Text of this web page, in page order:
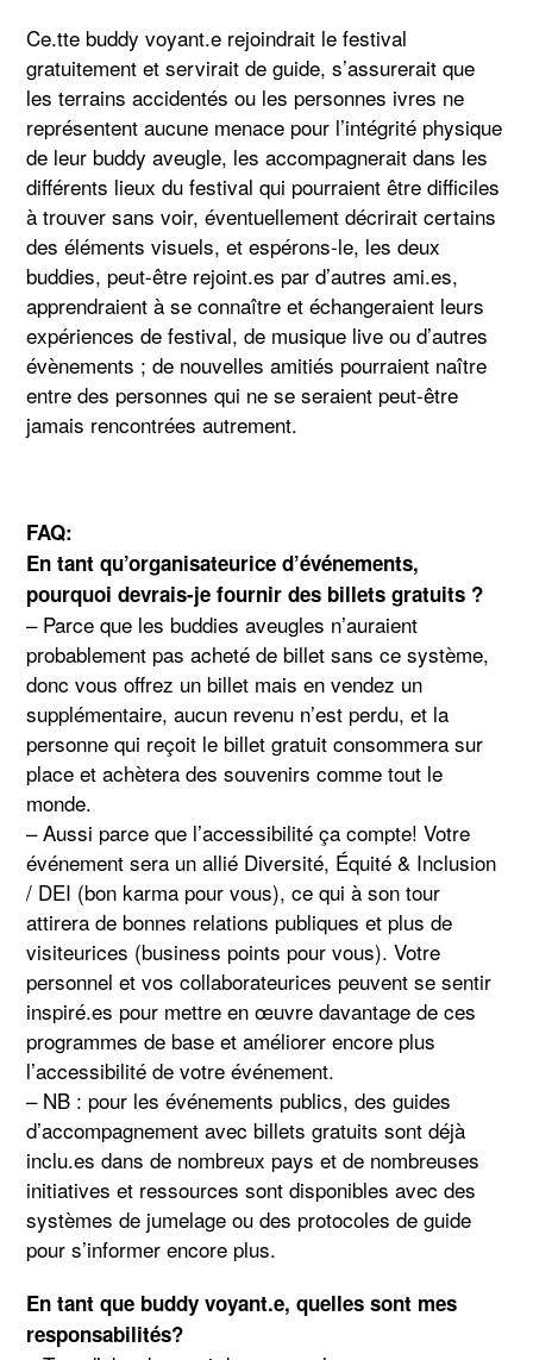
Ce.tte buddy voyant.e rejoindrait le festival
gratuitement et servirait de guide, s’assurerait que
les terrains accidentés ou les personnes ivres ne
représentent aucune menace pour l’intégrité physique
de leur buddy aveugle, les accompagnerait dans les
différents lieux du festival qui pourraient être difficiles
à trouver sans voir, éventuellement décrirait certains
des éléments visuels, et espérons-le, les deux
buddies, peut-être rejoint.es par d’autres ami.es,
apprendraient à se connaître et échangeraient leurs
expériences de festival, de musique live ou d’autres
évènements ; de nouvelles amitiés pourraient naître
entre des personnes qui ne se seraient peut-être
jamais rencontrées autrement.
FAQ:
En tant qu’organisateurice d’événements,
pourquoi devrais-je fournir des billets gratuits ?
– Parce que les buddies aveugles n’auraient
probablement pas acheté de billet sans ce système,
donc vous offrez un billet mais en vendez un
supplémentaire, aucun revenu n’est perdu, et la
personne qui reçoit le billet gratuit consommera sur
place et achètera des souvenirs comme tout le
monde.
– Aussi parce que l’accessibilité ça compte! Votre
événement sera un allié Diversité, Équité & Inclusion
/ DEI (bon karma pour vous), ce qui à son tour
attirera de bonnes relations publiques et plus de
visiteurices (business points pour vous). Votre
personnel et vos collaborateurices peuvent se sentir
inspiré.es pour mettre en œuvre davantage de ces
programmes de base et améliorer encore plus
l’accessibilité de votre événement.
– NB : pour les événements publics, des guides
d’accompagnement avec billets gratuits sont déjà
inclu.es dans de nombreux pays et de nombreuses
initiatives et ressources sont disponibles avec des
systèmes de jumelage ou des protocoles de guide
pour s’informer encore plus.
En tant que buddy voyant.e, quelles sont mes
responsabilités?